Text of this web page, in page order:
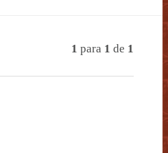
1 para 1 de 1